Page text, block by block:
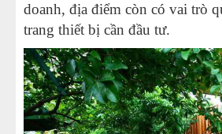
doanh, địa điểm còn có vai trò
trang thiết bị cần đầu tư.